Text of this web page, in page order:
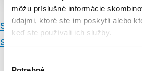
môžu príslušné informácie
údajmi, ktoré ste im poskytli alebo
keď ste používali ich služby.
Aktuality - Netradičné overovanie GIS v
ska